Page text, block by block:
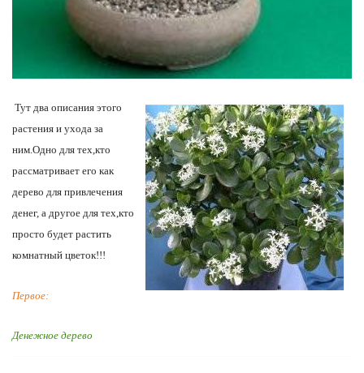
Тут два описания этого
растения и ухода за
ним.Одно для тех,кто
рассматривает его как
дерево для привлечения
денег, а другое для тех,кто
просто будет растить
комнатный цветок!!!
Первое:
Денежное дерево